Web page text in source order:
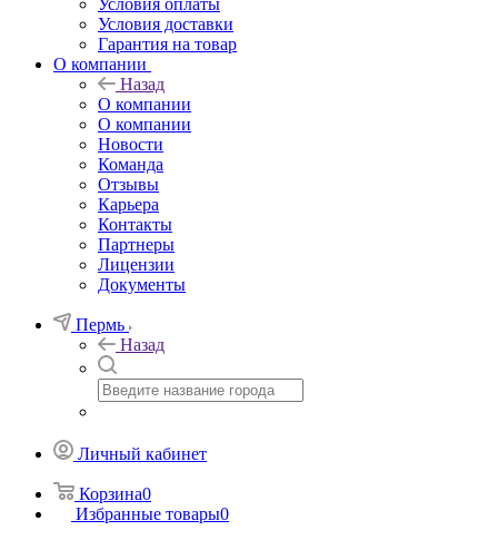
Условия оплаты
Условия доставки
Гарантия на товар
О компании
Назад
О компании
О компании
Новости
Команда
Отзывы
Карьера
Контакты
Партнеры
Лицензии
Документы
Пермь
Назад
Личный кабинет
Корзина0
Избранные товары0